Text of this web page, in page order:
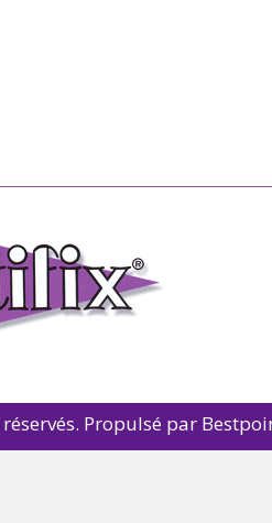
Propulsé par